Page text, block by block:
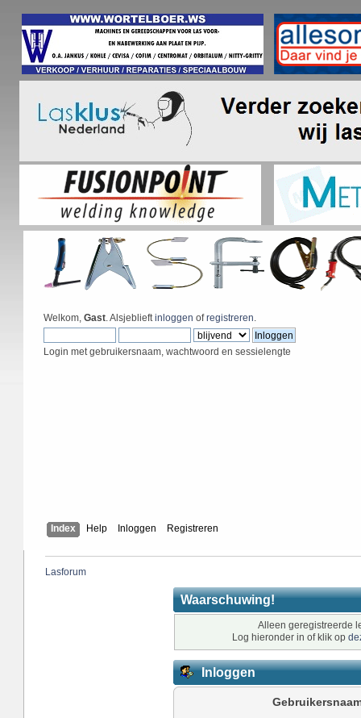
Welkom, Gast. Alsjeblieftinloggen ofregistreren.
Login met gebruikersnaam, wachtwoord en sessielengte
Index Help Inloggen Registreren
Lasforum
Waarschuwing!
Alleen geregistreerde
Log hieronder in of klik op
Inloggen